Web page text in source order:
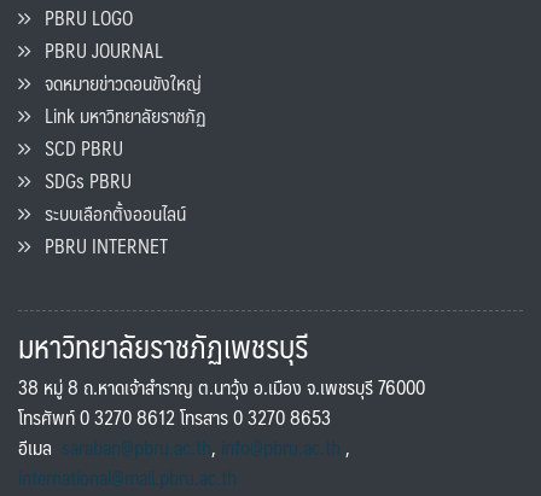
PBRU LOGO
PBRU JOURNAL
จดหมายข่าวดอนขังใหญ่
Link มหาวิทยาลัยราชภัฏ
SCD PBRU
SDGs PBRU
ระบบเลือกตั้งออนไลน์
PBRU INTERNET
มหาวิทยาลัยราชภัฏเพชรบุรี
38 หมู่ 8 ถ.หาดเจ้าสำราญ ต.นาวุ้ง อ.เมือง จ.เพชรบุรี 76000
โทรศัพท์ 0 3270 8612 โทรสาร 0 3270 8653
อีเมล saraban@pbru.ac.th, info@pbru.ac.th,
international@mail.pbru.ac.th